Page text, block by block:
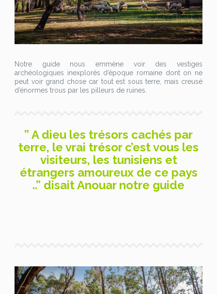
Notre guide nous emmène voir des vestiges
archéologiques inexplorés d’époque romaine dont on ne
peut voir grand chose car tout est sous terre, mais creusé
d’énormes trous par les pilleurs de ruines.
” A dieu les trésors cachés par
terre, le vrai trésor c’est vous les
visiteurs, les tunisiens et
étrangers amoureux de ce pays
..” disait Anouar notre guide